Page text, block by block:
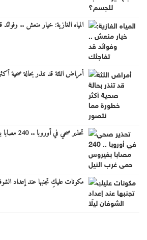
المياه الغازية: خيار منعش ..
أمراض اللثة قد تنذر بحالة صحية
تحذير صحي في أوروبا .. 240 مصابا بفيروس حمى غرب النيل
مكونات عليكِ تجنبها عند إعداد